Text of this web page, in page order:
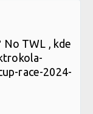
No TWL , kde
race-2024-